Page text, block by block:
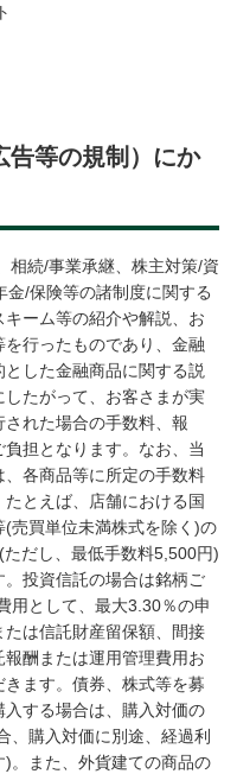
告等の規制）にか
相続/事業承継、株主対策/資
/保険等の諸制度に関する
ーム等の紹介や解説、お
行ったものであり、金融
した金融商品に関する説
たがって、お客さまが実
れた場合の手数料、報
担となります。なお、当
各商品等に所定の手数料
とえば、店舗における国
売買単位未満株式を除く)の
だし、最低手数料5,500円)
投資信託の場合は銘柄ご
用として、最大3.30％の申
は信託財産留保額、間接
酬または運用管理費用お
ます。債券、株式等を募
する場合は、購入対価の
、購入対価に別途、経過利
。また、外貨建ての商品の